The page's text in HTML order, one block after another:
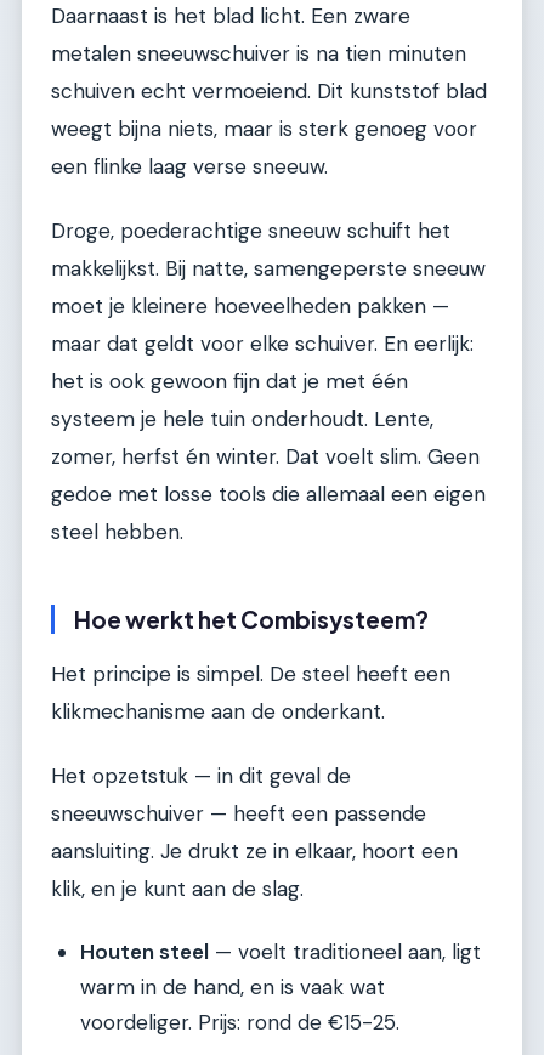
Daarnaast is het blad licht. Een zware
metalen sneeuwschuiver is na tien minuten
schuiven echt vermoeiend. Dit kunststof blad
weegt bijna niets, maar is sterk genoeg voor
een flinke laag verse sneeuw.
Droge, poederachtige sneeuw schuift het
makkelijkst. Bij natte, samengeperste sneeuw
moet je kleinere hoeveelheden pakken —
maar dat geldt voor elke schuiver. En eerlijk:
het is ook gewoon fijn dat je met één
systeem je hele tuin onderhoudt. Lente,
zomer, herfst én winter. Dat voelt slim. Geen
gedoe met losse tools die allemaal een eigen
steel hebben.
Hoe werkt het Combisysteem?
Het principe is simpel. De steel heeft een
klikmechanisme aan de onderkant.
Het opzetstuk — in dit geval de
sneeuwschuiver — heeft een passende
aansluiting. Je drukt ze in elkaar, hoort een
klik, en je kunt aan de slag.
Houten steel — voelt traditioneel aan, ligt
warm in de hand, en is vaak wat
voordeliger. Prijs: rond de €15-25.